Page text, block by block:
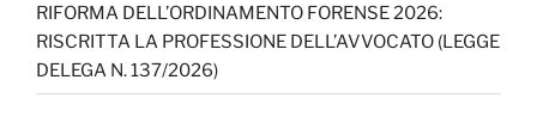
RIFORMA DELL’ORDINAMENTO FORENSE 2026:
RISCRITTA LA PROFESSIONE DELL’AVVOCATO (LEGGE
DELEGA N. 137/2026)